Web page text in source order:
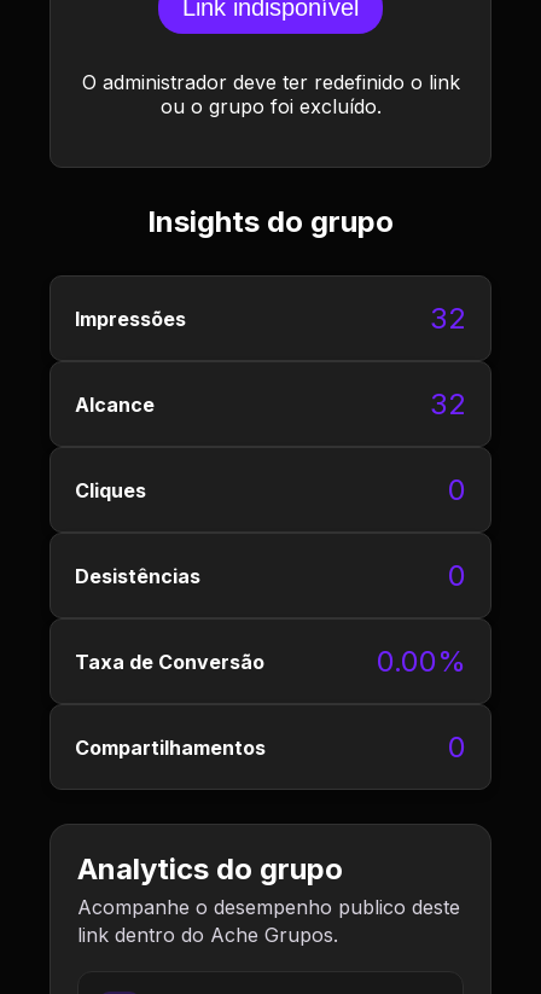
Link indisponível
O administrador deve ter redefinido o link
ou o grupo foi excluído.
Insights do grupo
Impressões 32
Alcance 32
Cliques 0
Desistências 0
Taxa de Conversão 0.00%
Compartilhamentos 0
Analytics do grupo
Acompanhe o desempenho publico deste
link dentro do Ache Grupos.